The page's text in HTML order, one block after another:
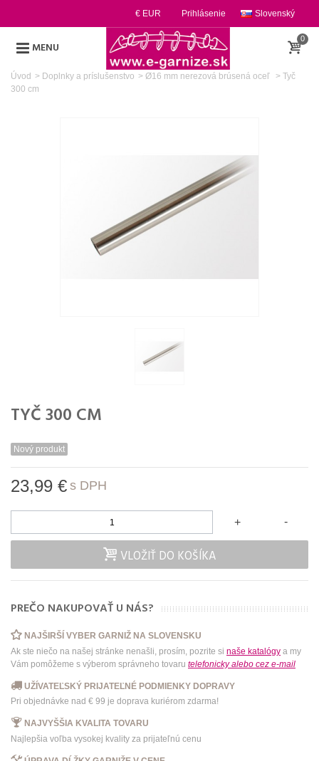
Slovenský
Prihlásenie
€ EUR
MENU
0
Úvod > Doplnky a príslušenstvo > Ø16 mm nerezová brúsená oceľ > Tyč
300 cm
TYČ 300 CM
Nový produkt
23,99 € s DPH
-
+
VLOŽIŤ DO KOŠÍKA
PREČO NAKUPOVAŤ U NÁS?
NAJŠIRŠÍ VYBER GARNIŽ NA SLOVENSKU
Ak ste niečo na našej stránke nenašli, prosím, pozrite si naše katalógy a my
Vám pomôžeme s výberom správneho tovaru telefonicky alebo cez e-mail
UŽÍVATEĽSKÝ PRIJATEĽNÉ PODMIENKY DOPRAVY
Pri objednávke nad € 99 je doprava kuriérom zdarma!
NAJVYŠŠIA KVALITA TOVARU
Najlepšia voľba vysokej kvality za prijateľnú cenu